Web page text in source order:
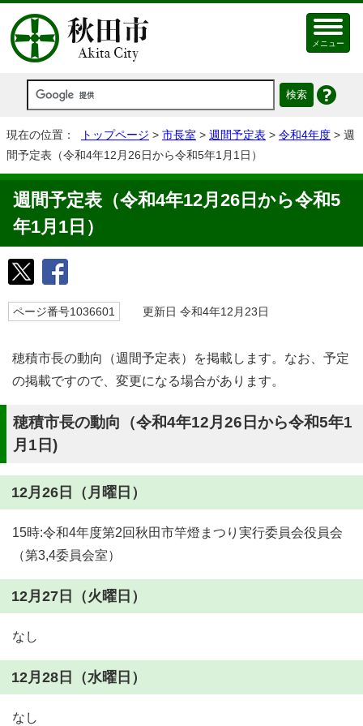
メニュー
現在の位置： トップページ > 市長室 > 週間予定表 > 令和4年度 > 週
間予定表（令和4年12月26日から令和5年1月1日）
週間予定表（令和4年12月26日から令和5
年1月1日）
ページ番号1036601 更新日 令和4年12月23日
穂積市長の動向（週間予定表）を掲載します。なお、予定
の掲載ですので、変更になる場合があります。
穂積市長の動向（令和4年12月26日から令和5年1
月1日)
12月26日（月曜日）
15時:令和4年度第2回秋田市竿燈まつり実行委員会役員会
（第3,4委員会室）
12月27日（火曜日）
なし
12月28日（水曜日）
なし